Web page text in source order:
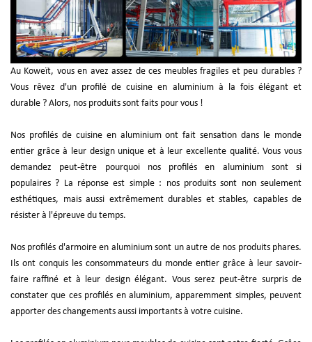
Au Koweït, vous en avez assez de ces meubles fragiles et peu durables ?
Vous rêvez d'un profilé de cuisine en aluminium à la fois élégant et
durable ? Alors, nos produits sont faits pour vous !
Nos profilés de cuisine en aluminium ont fait sensation dans le monde
entier grâce à leur design unique et à leur excellente qualité. Vous vous
demandez peut-être pourquoi nos profilés en aluminium sont si
populaires ? La réponse est simple : nos produits sont non seulement
esthétiques, mais aussi extrêmement durables et stables, capables de
résister à l'épreuve du temps.
Nos profilés d'armoire en aluminium sont un autre de nos produits phares.
Ils ont conquis les consommateurs du monde entier grâce à leur savoir-
faire raffiné et à leur design élégant. Vous serez peut-être surpris de
constater que ces profilés en aluminium, apparemment simples, peuvent
apporter des changements aussi importants à votre cuisine.